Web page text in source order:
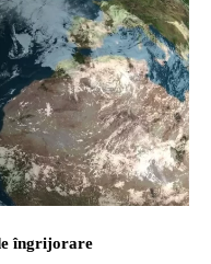
îngrijorare